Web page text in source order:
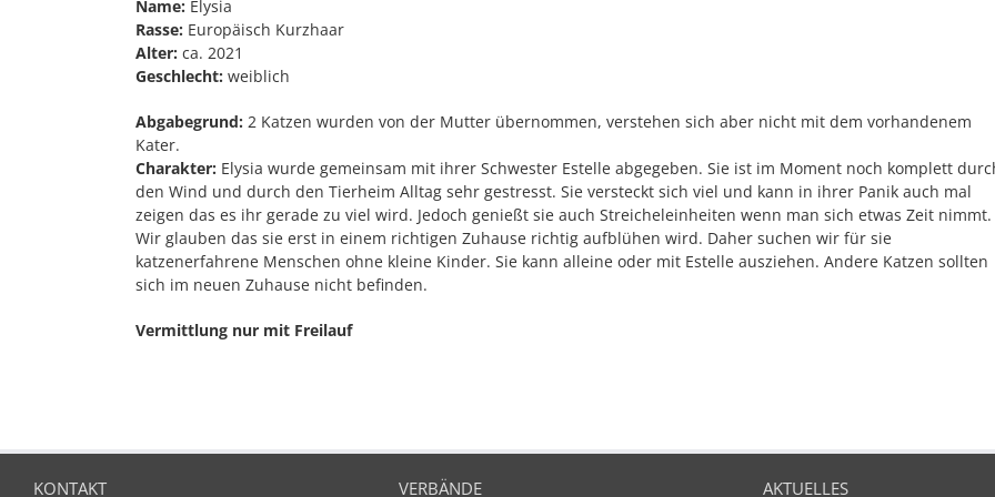
Name: Elysia
Rasse: Europäisch Kurzhaar
Alter: ca. 2021
Geschlecht: weiblich
Abgabegrund: 2 Katzen wurden von der Mutter übernommen, verstehen sich aber nicht mit dem vorhandenem
Kater.
Charakter: Elysia wurde gemeinsam mit ihrer Schwester Estelle abgegeben. Sie ist im Moment noch komplett
den Wind und durch den Tierheim Alltag sehr gestresst. Sie versteckt sich viel und kann in ihrer Panik auch mal
zeigen das es ihr gerade zu viel wird. Jedoch genießt sie auch Streicheleinheiten wenn man sich etwas Zeit nimmt.
Wir glauben das sie erst in einem richtigen Zuhause richtig aufblühen wird. Daher suchen wir für sie
katzenerfahrene Menschen ohne kleine Kinder. Sie kann alleine oder mit Estelle ausziehen. Andere Katzen sollten
sich im neuen Zuhause nicht befinden.
Vermittlung nur mit Freilauf
KONTAKT VERBÄNDE AKTUELLES